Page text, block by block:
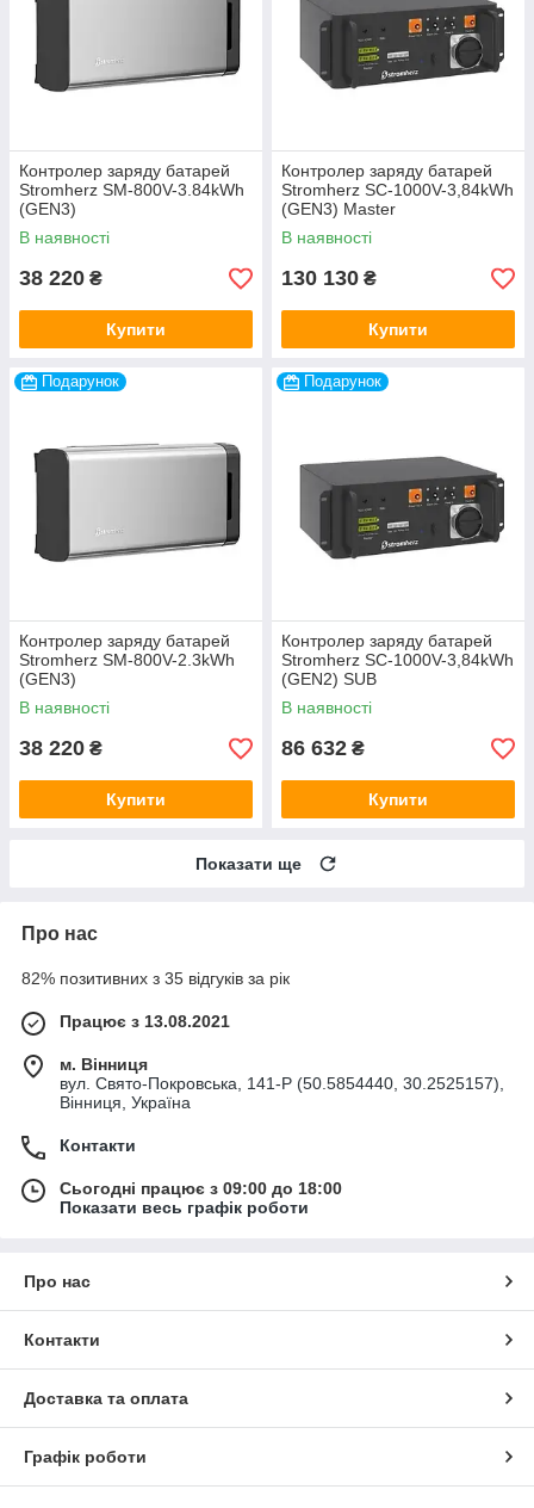
Контролер заряду батарей
Stromherz SM-800V-3.84kWh
(GEN3)
В наявності
38 220 ₴
Купити
Контролер заряду батарей
Stromherz SС-1000V-3,84kWh
(GEN3) Master
В наявності
130 130 ₴
Купити
Подарунок
Контролер заряду батарей
Stromherz SM-800V-2.3kWh
(GEN3)
В наявності
38 220 ₴
Купити
Подарунок
Контролер заряду батарей
Stromherz SС-1000V-3,84kWh
(GEN2) SUB
В наявності
86 632 ₴
Купити
Показати ще
Про нас
82% позитивних з 35 відгуків за рік
Працює з 13.08.2021
м. Вінниця
вул. Свято-Покровська, 141-Р (50.5854440, 30.2525157),
Вінниця, Україна
Контакти
Сьогодні працює з 09:00 до 18:00
Показати весь графік роботи
Про нас
Контакти
Доставка та оплата
Графік роботи